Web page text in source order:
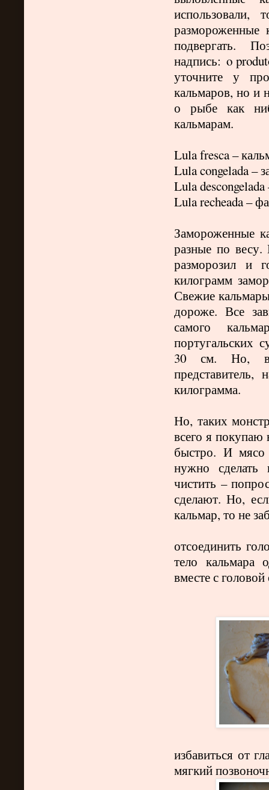
размороженные
подвергать.
надпись: o
уточните у
кальмаров, но и
о рыбе как
кальмарам.
Lula fresca –
Lulacongelada–
Luladescongelada
Lularecheada–
Замороженные
разные по
разморозил и
килограмм
Свежие
дороже. Все
самого
португальских
30 см. Но,
килограмма.
Но, таких
всего я покупаю
быстро. И
нужно сделать
чистить –
сделают. Но,
кальмар, то не
отсоединить
тело кальмара
вместе с
избавиться от
мягкий